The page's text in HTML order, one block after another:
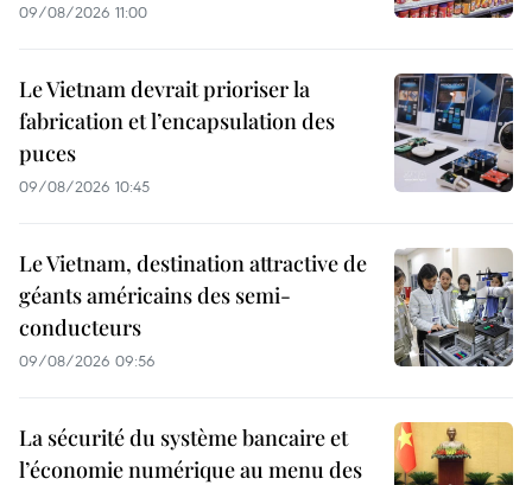
09/08/2026 11:00
Le Vietnam devrait prioriser la
fabrication et l’encapsulation des
puces
09/08/2026 10:45
Le Vietnam, destination attractive de
géants américains des semi-
conducteurs
09/08/2026 09:56
La sécurité du système bancaire et
l’économie numérique au menu des